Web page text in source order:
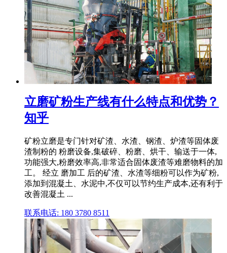
立磨矿粉生产线有什么特点和优势？
知乎
矿粉立磨是专门针对矿渣、水渣、钢渣、炉渣等固体废
渣制粉的 粉磨设备,集破碎、粉磨、烘干、输送于一体,
功能强大,粉磨效率高,非常适合固体废渣等难磨物料的加
工。 经立 磨加工 后的矿渣、水渣等细粉可以作为矿粉,
添加到混凝土、水泥中,不仅可以节约生产成本,还有利于
改善混凝土 ...
联系电话: 180 3780 8511